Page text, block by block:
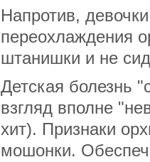
Напротив,
переохлаждения
штанишки и не
Детская болезнь
взгляд вполне
хит). Признаки
мошонки.